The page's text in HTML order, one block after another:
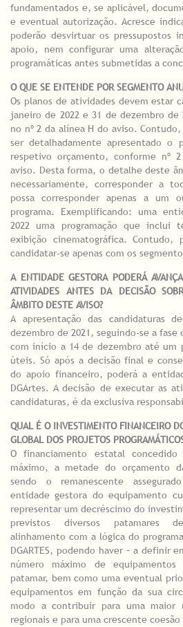
fundamentados e, se aplicável,
e eventual autorização. Acresce
poderão desvirtuar os pressupostos
apoio, nem configurar uma
programáticas antes submetidas a
O QUE SE ENTENDE POR SEGMENTO
Os planos de atividades devem estar
janeiro de 2022 e 31 de dezembro
no nº 2 da alínea H do aviso.
ser detalhadamente apresentado o
respetivo orçamento, conforme nº
aviso. Desta forma, o detalhe deste
necessariamente, corresponder a
possa corresponder apenas a um
programa. Exemplificando: uma
2022 uma programação que inclui
exibição cinematográfica. Contudo,
candidatar-se apenas com os
A ENTIDADE GESTORA PODERÁ
ATIVIDADES ANTES DA DECISÃO
ÂMBITO DESTE AVISO?
A apresentação das candidaturas
dezembro de 2021, seguindo-se a fase
com início a 14 de dezembro até um
úteis. Só após a decisão final e
do apoio financeiro, poderá a
DGArtes. A decisão de executar as
candidaturas, é da exclusiva
QUAL É O INVESTIMENTO FINANCEIRO
GLOBAL DOS PROJETOS
O financiamento estatal concedido
máximo, a metade do orçamento
sendo o remanescente
entidade gestora do equipamento
representar um decréscimo do
previstos diversos patamares
alinhamento com a lógica do
DGARTES, podendo haver – a definir
número máximo de
patamar, bem como uma eventual
equipamentos em função da sua
modo a contribuir para uma maior
regionais e para uma crescente